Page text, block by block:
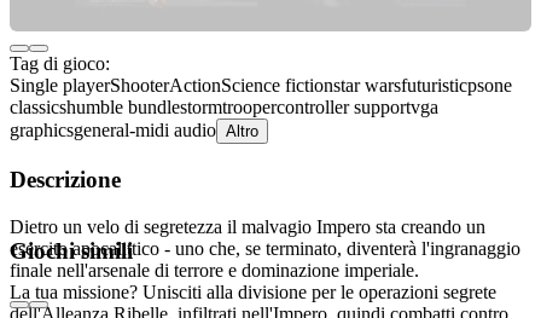
Tag di gioco:
Single playerShooterActionScience fictionstar warsfuturisticpsone
classicshumble bundlestormtroopercontroller supportvga
graphicsgeneral-midi audio Altro
Descrizione
Dietro un velo di segretezza il malvagio Impero sta creando un
esercito apocalittico - uno che, se terminato, diventerà l'ingranaggio
finale nell'arsenale di terrore e dominazione imperiale.
La tua missione? Unisciti alla divisione per le operazioni segrete
dell'Alleanza Ribelle, infiltrati nell'Impero, quindi combatti contro
Giochi simili